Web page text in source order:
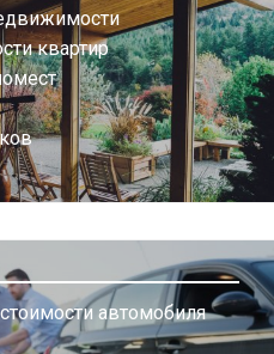
квартир
автомобиля